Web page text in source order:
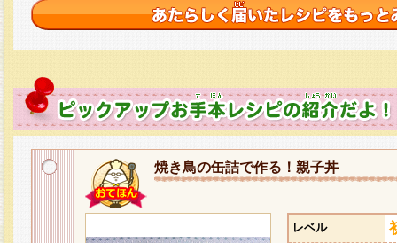
焼き鳥の缶詰で作る！親子丼
レベル